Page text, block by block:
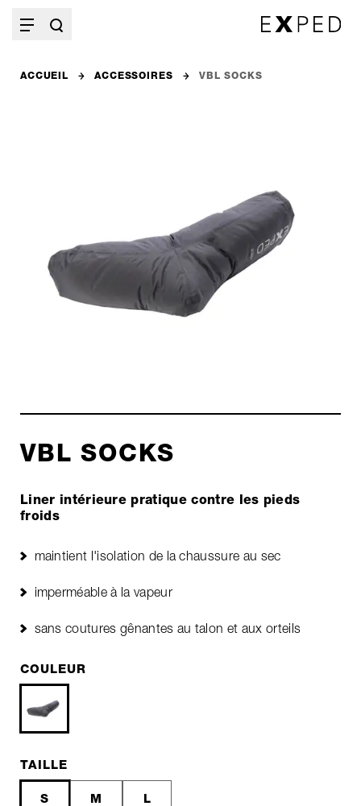
ACCUEIL ACCESSOIRES VBL SOCKS
VBL SOCKS
Liner intérieure pratique contre les pieds
froids
maintient l'isolation de la chaussure au sec
imperméable à la vapeur
sans coutures gênantes au talon et aux orteils
COULEUR
TAILLE
S M L